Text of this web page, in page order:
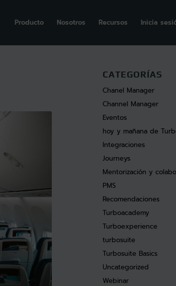
Producto Nosotros Recursos Inicia
CATEGORÍAS
Chanel Manager
Channel Manager
Eventos
hoy y mañana de
Integraciones
Journeys
Mentorización y
PMS
Recomendaciones
Turboacademy
Turboexperience
turbosuite
Turbosuite Basics
Uncategorized
Webinar